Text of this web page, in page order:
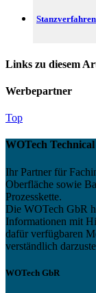
Links zu diesem
Werbepartner
Top
WOTech
Ihr Partner für
Oberfläche sowie
Prozesskette.
Die WOTech GbR
Informationen mit
dafür verfügbaren
verständlich
WOTech GbR